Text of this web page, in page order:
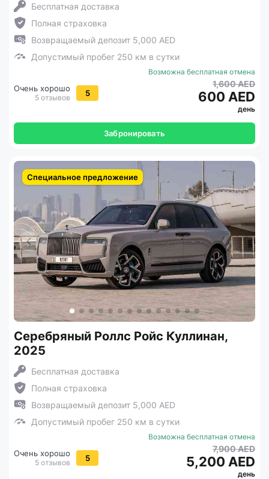
Бесплатная доставка
Полная страховка
Возвращаемый депозит 5,000 AED
Допустимый пробег 250 км в сутки
Очень хорошо
5 отзывов 5
Возможна бесплатная отмена
1,600 AED
600 AED
день
Забронировать
Специальное предложение
Серебряный Роллс Ройс Куллинан,
2025
Бесплатная доставка
Полная страховка
Возвращаемый депозит 5,000 AED
Допустимый пробег 250 км в сутки
Очень хорошо
5 отзывов 5
Возможна бесплатная отмена
7,900 AED
5,200 AED
день